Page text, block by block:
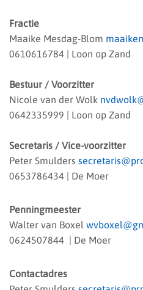
Fractie
Maaike Mesdag-Blom
0610616784 | Loon op Zand
Bestuur / Voorzitter
Nicole van der Wolk
0642335999 | Loon op Zand
Secretaris / Vice-voorzitter
Peter Smulders
0653786434 | De Moer
Penningmeester
Walter van Boxel
0624507844 | De Moer
Contactadres